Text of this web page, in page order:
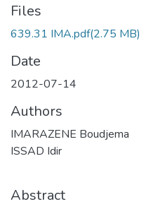
Files
639.31 IMA.pdf(2.75 MB)
Date
2012-07-14
Authors
IMARAZENE Boudjema
ISSAD Idir
Abstract